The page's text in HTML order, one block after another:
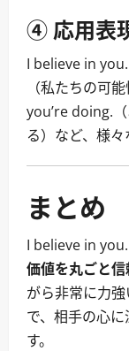
④ 応用表
I believe in
（私たちの可
you’re doing.
る）など、様々
まとめ
I believe in you.
価値を丸ごと
がら非常に力
で、相手の心
す。